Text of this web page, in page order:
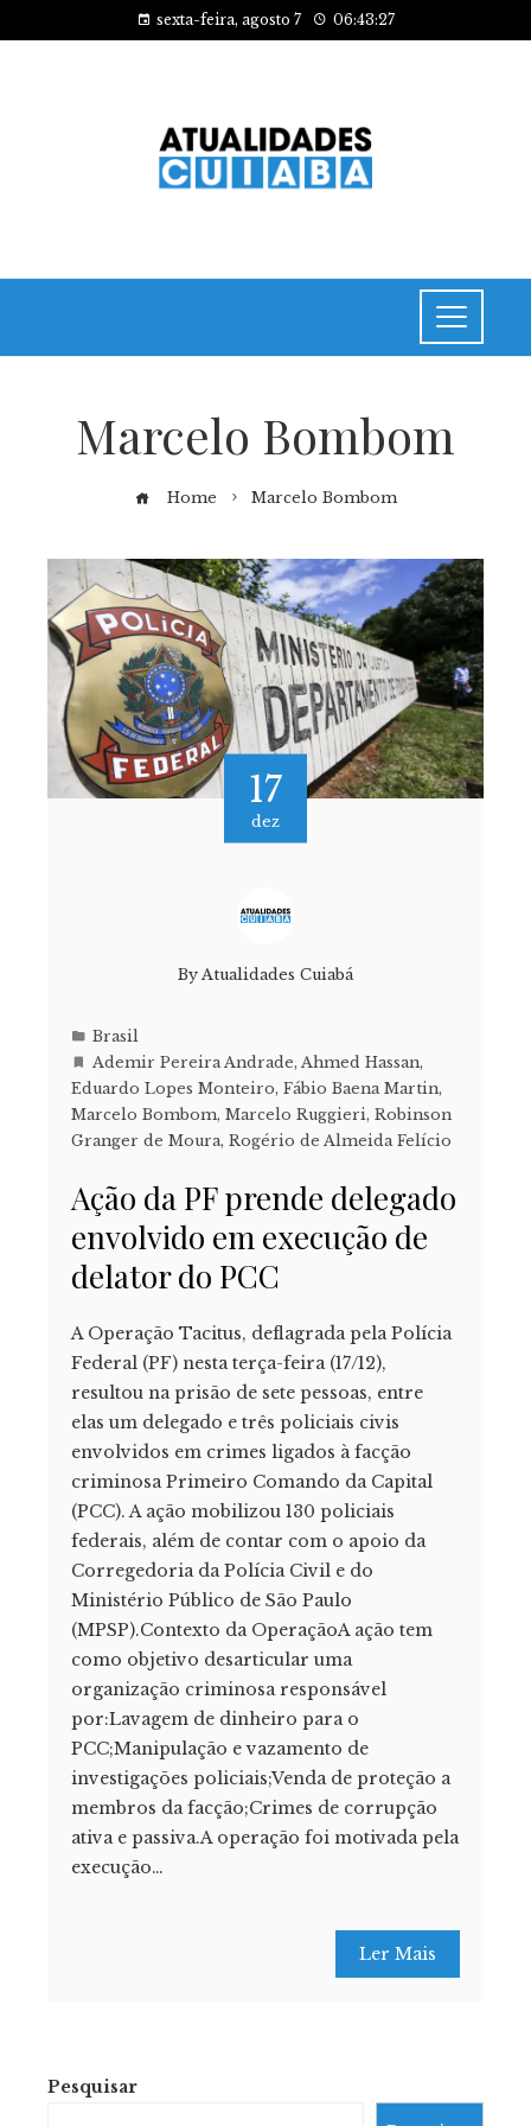
sexta-feira, agosto 7 06:43:27
Marcelo Bombom
Home Marcelo Bombom
17
dez
By Atualidades Cuiabá
Brasil
Ademir Pereira Andrade, Ahmed Hassan,
Eduardo Lopes Monteiro, Fábio Baena Martin,
Marcelo Bombom, Marcelo Ruggieri, Robinson
Granger de Moura, Rogério de Almeida Felício
Ação da PF prende delegado
envolvido em execução de
delator do PCC
A Operação Tacitus, deflagrada pela Polícia
Federal (PF) nesta terça-feira (17/12),
resultou na prisão de sete pessoas, entre
elas um delegado e três policiais civis
envolvidos em crimes ligados à facção
criminosa Primeiro Comando da Capital
(PCC). A ação mobilizou 130 policiais
federais, além de contar com o apoio da
Corregedoria da Polícia Civil e do
Ministério Público de São Paulo
(MPSP).Contexto da OperaçãoA ação tem
como objetivo desarticular uma
organização criminosa responsável
por:Lavagem de dinheiro para o
PCC;Manipulação e vazamento de
investigações policiais;Venda de proteção a
membros da facção;Crimes de corrupção
ativa e passiva.A operação foi motivada pela
execução…
Ler Mais
Pesquisar